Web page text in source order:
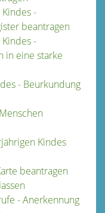
-
beantragen
-
in eine starke
- Beurkundung
Kindes
beantragen
- Anerkennung